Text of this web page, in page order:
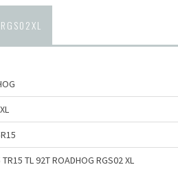
TL 92T ROADHOG RGS02 XL